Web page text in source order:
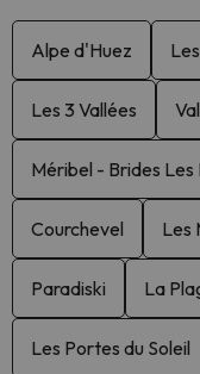
Alpe d'Huez
Les 3 Vallées
Méribel - Brides Les
Courchevel Les
Paradiski La
Les Portes du Soleil